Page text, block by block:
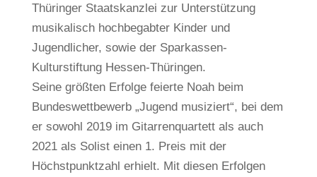
Thüringer Staatskanzlei zur Unterstützung
musikalisch hochbegabter Kinder und
Jugendlicher, sowie der Sparkassen-
Kulturstiftung Hessen-Thüringen.
Seine größten Erfolge feierte Noah beim
Bundeswettbewerb „Jugend musiziert“, bei dem
er sowohl 2019 im Gitarrenquartett als auch
2021 als Solist einen 1. Preis mit der
Höchstpunktzahl erhielt. Mit diesen Erfolgen